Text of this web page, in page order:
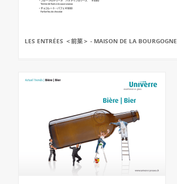
LES ENTRÉES ＜前菜＞ - MAISON DE LA BOURGOGNE